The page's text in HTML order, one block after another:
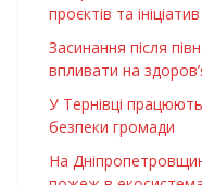
проєктів та
Засинання після
впливати на
У Тернівці
безпеки громади
На